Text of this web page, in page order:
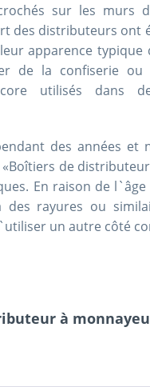
sur les murs
des distributeurs ont
apparence
de la confiserie ou
utilisés dans
des années et
de
En raison de
rayures ou
un autre côté
à